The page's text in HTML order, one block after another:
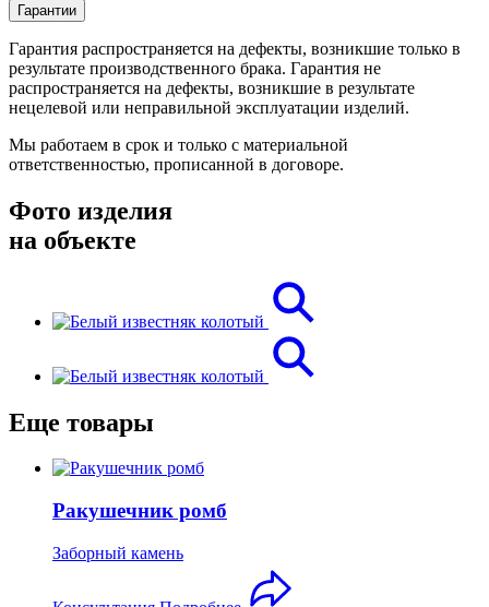
Гарантии
Гарантия распространяется на дефекты, возникшие только в
результате производственного брака. Гарантия не
распространяется на дефекты, возникшие в результате
нецелевой или неправильной эксплуатации изделий.
Мы работаем в срок и только с материальной
ответственностью, прописанной в договоре.
Фото изделия
на объекте
Еще товары
Ракушечник ромб
Заборный камень